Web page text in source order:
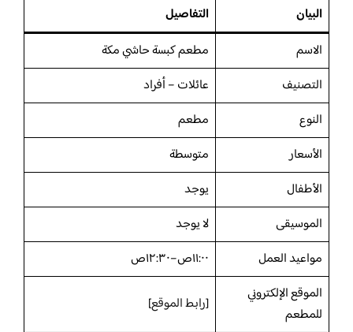
البيان
التفاصيل
الاسم
مطعم كبسة حاشي مكة
التصنيف
عائلات – أفراد
النوع
مطعم
الأسعار
متوسطة
الأطفال
يوجد
الموسيقى
لا يوجد
مواعيد العمل
١١:٠٠ص–١٢:٣٠ص
الموقع الإلكتروني
للمطعم
[رابط الموقع]